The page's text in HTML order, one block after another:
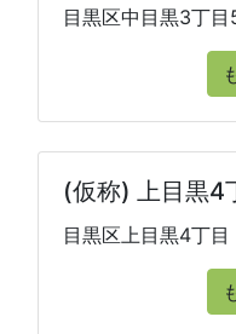
目黒区中目黒3丁
(仮称) 上目黒4
目黒区上目黒4丁